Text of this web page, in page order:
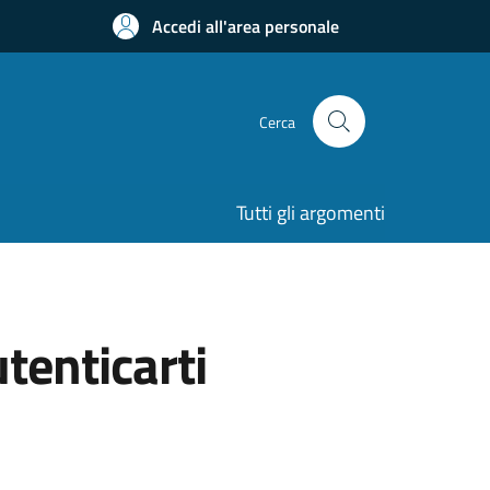
Accedi all'area personale
Cerca
Tutti gli argomenti